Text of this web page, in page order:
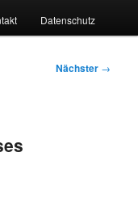
Datenschutz
Nächster →